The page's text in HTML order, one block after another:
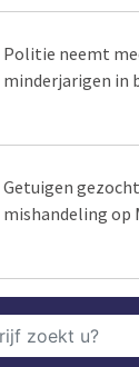
Politie neemt
minderjarigen in
Getuigen
mishandeling op